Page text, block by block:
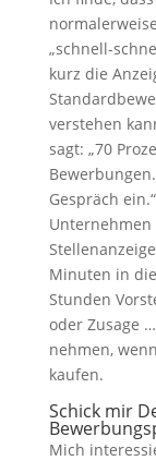
„schnell-
kurz die
verstehen
sagt: „70
Gespräch
Minuten in
Stunden
oder Zusage
nehmen,
kaufen.
Schick mir
Mich